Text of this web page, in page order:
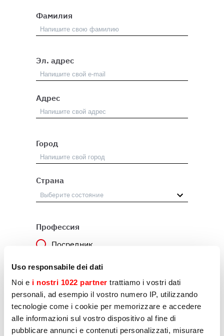
Uso responsabile dei dati
Noi e i nostri 1022 partner trattiamo i vostri dati
personali, ad esempio il vostro numero IP, utilizzando
tecnologie come i cookie per memorizzare e accedere
alle informazioni sul vostro dispositivo al fine di
pubblicare annunci e contenuti personalizzati, misurare
Фамилия
Эл. адрес
Адрес
Город
Страна
Профессия
Посредник
Пользователь
Другое
Причина